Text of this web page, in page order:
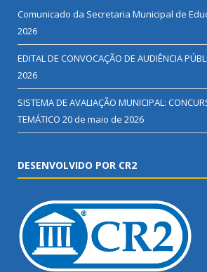
Comunicado da Secretaria Municipal de
2026
EDITAL DE CONVOCAÇÃO DE AUDIÊNCIA
2026
SISTEMA DE AVALIAÇÃO MUNICIPAL:
TEMÁTICO 20 de maio de 2026
DESENVOLVIDO POR CR2